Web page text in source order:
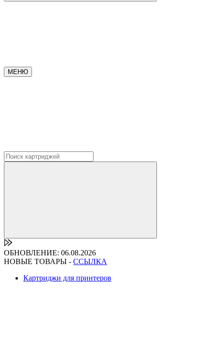
МЕНЮ
ОБНОВЛЕНИЕ: 06.08.2026
НОВЫЕ ТОВАРЫ - ССЫЛКА
Картриджи для принтеров